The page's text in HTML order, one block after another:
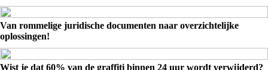
Van rommelige juridische documenten naar overzichtelijke
oplossingen!
Wist je dat 60% van de graffiti binnen 24 uur wordt verwijderd?